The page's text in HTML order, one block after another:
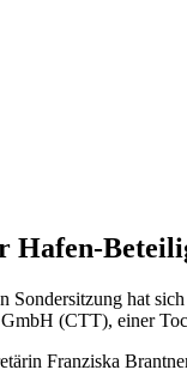
Hafen-
hat sich
(CTT), einer
Franziska